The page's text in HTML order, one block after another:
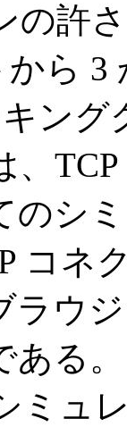
の許
ら
ン
、
のシ
コネ
ラウ
ある
ミュ